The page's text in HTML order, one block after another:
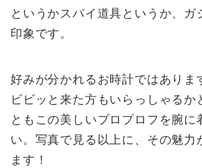
というかスパイ道具というか、ガ
印象です。
好みが分かれるお時計ではありま
ビビッと来た方もいらっしゃるか
ともこの美しいプロプロフを腕に
い。写真で見る以上に、その魅力
ます！